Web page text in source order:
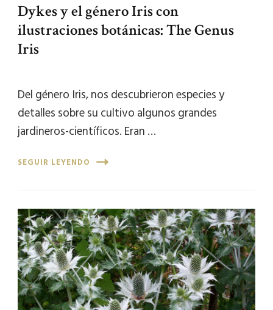
Dykes y el género Iris con
ilustraciones botánicas: The Genus
Iris
Del género Iris, nos descubrieron especies y
detalles sobre su cultivo algunos grandes
jardineros-científicos. Eran …
SEGUIR LEYENDO